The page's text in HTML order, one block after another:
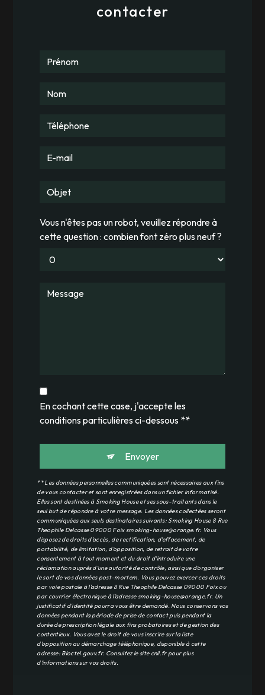
contacter
Vous n'êtes pas un robot, veuillez répondre à
cette question : combien font zéro plus neuf ?
En cochant cette case, j'accepte les
conditions particulières ci-dessous **
Envoyer
** Les données personnelles communiquées sont nécessaires aux fins
de vous contacter et sont enregistrées dans un fichier informatisé.
Elles sont destinées à Smoking House et ses sous-traitants dans le
seul but de répondre à votre message. Les données collectées seront
communiquées aux seuls destinataires suivants: Smoking House 8 Rue
Theophile Delcasse 09000 Foix smoking-house@orange.fr. Vous
disposez de droits d’accès, de rectification, d’effacement, de
portabilité, de limitation, d’opposition, de retrait de votre
consentement à tout moment et du droit d’introduire une
réclamation auprès d’une autorité de contrôle, ainsi que d’organiser
le sort de vos données post-mortem. Vous pouvez exercer ces droits
par voie postale à l'adresse 8 Rue Theophile Delcasse 09000 Foix ou
par courrier électronique à l'adresse smoking-house@orange.fr. Un
justificatif d'identité pourra vous être demandé. Nous conservons vos
données pendant la période de prise de contact puis pendant la
durée de prescription légale aux fins probatoires et de gestion des
contentieux. Vous avez le droit de vous inscrire sur la liste
d'opposition au démarchage téléphonique, disponible à cette
adresse: Bloctel.gouv.fr. Consultez le site cnil.fr pour plus
d’informations sur vos droits.